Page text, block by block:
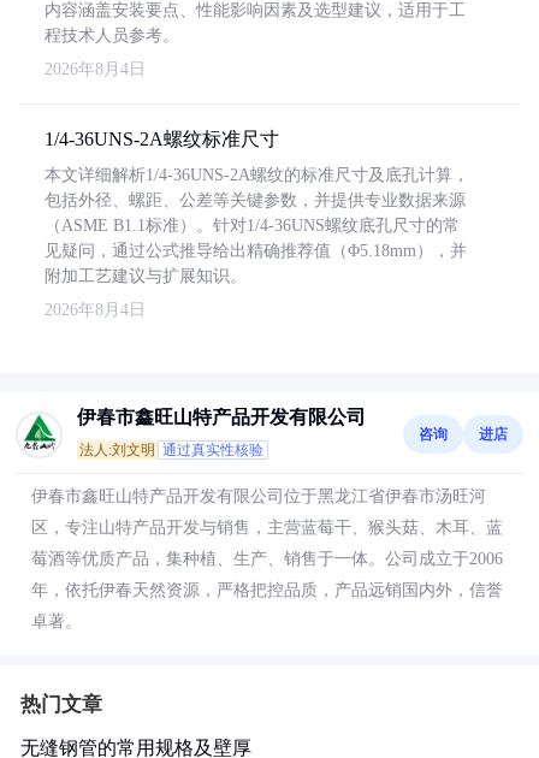
内容涵盖安装要点、性能影响因素及选型建议，适用于工
程技术人员参考。
2026年8月4日
1/4-36UNS-2A螺纹标准尺寸
本文详细解析1/4-36UNS-2A螺纹的标准尺寸及底孔计算，
包括外径、螺距、公差等关键参数，并提供专业数据来源
（ASME B1.1标准）。针对1/4-36UNS螺纹底孔尺寸的常
见疑问，通过公式推导给出精确推荐值（Φ5.18mm），并
附加工艺建议与扩展知识。
2026年8月4日
伊春市鑫旺山特产品开发有限公司
法人:刘文明 通过真实性核验
咨询 进店
伊春市鑫旺山特产品开发有限公司位于黑龙江省伊春市汤旺河
区，专注山特产品开发与销售，主营蓝莓干、猴头菇、木耳、蓝
莓酒等优质产品，集种植、生产、销售于一体。公司成立于2006
年，依托伊春天然资源，严格把控品质，产品远销国内外，信誉
卓著。
热门文章
无缝钢管的常用规格及壁厚